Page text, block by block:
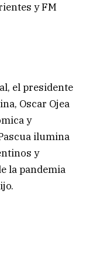
y FM
el presidente
Oscar Ojea
y
ilumina
y
la pandemia